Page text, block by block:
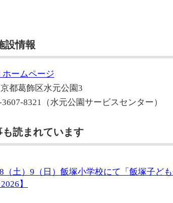
設情報
ホームページ
都葛飾区水元公園3
8321（水元公園サービスセンター）
読まれています
（土）9（日）飯塚小学校にて「飯塚子ど
2026】